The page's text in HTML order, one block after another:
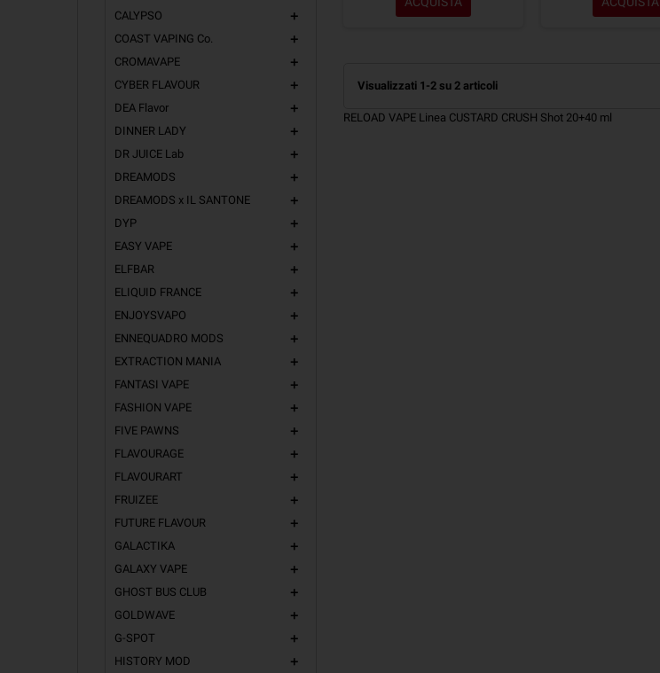
CALYPSO add
COAST VAPING Co. add
CROMAVAPE add
CYBER FLAVOUR add
DEA Flavor add
DINNER LADY add
DR JUICE Lab add
DREAMODS add
DREAMODS x IL SANTONE add
DYP add
EASY VAPE add
ELFBAR add
ELIQUID FRANCE add
ENJOYSVAPO add
ENNEQUADRO MODS add
EXTRACTION MANIA add
FANTASI VAPE add
FASHION VAPE add
FIVE PAWNS add
FLAVOURAGE add
FLAVOURART add
FRUIZEE add
FUTURE FLAVOUR add
GALACTIKA add
GALAXY VAPE add
GHOST BUS CLUB add
GOLDWAVE add
G-SPOT add
HISTORY MOD add
Visualizzati 1-2 su 2 articoli
RELOAD VAPE Linea CUSTARD CRUSH Shot 20+40 ml